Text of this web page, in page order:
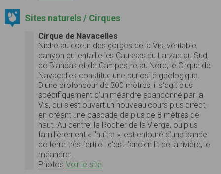
Sites naturels / Cirques
Cirque de Navacelles
Niché au coeur des gorges de la Vis, véritable
canyon qui entaille les Causses du Larzac au Sud,
de Blandas et de Campestre au Nord, le Cirque de
Navacelles constitue une curiosité géologique.
D'une profondeur de 300 mètres, il s'agit plus
spécifiquement d'un méandre abandonné par la
Vis, qui s'est ouvert un nouveau cours plus direct,
en créant une cascade de plus de 8 mètres de
haut. Au centre, le Rocher de la Vierge, ou plus
familièrement « l'huître », est entouré d'une bande
de terre très fertile : c'est l'ancien lit de la rivière, le
méandre…
Photos Voir le site